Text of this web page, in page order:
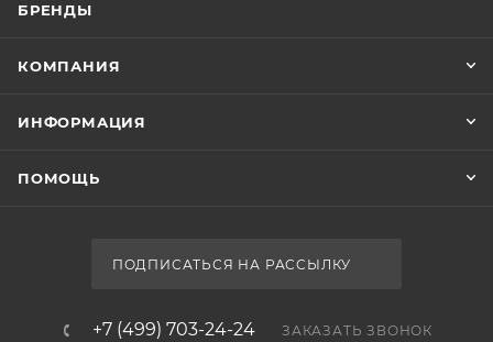
БРЕНДЫ
КОМПАНИЯ
ИНФОРМАЦИЯ
ПОМОЩЬ
ПОДПИСАТЬСЯ НА РАССЫЛКУ
+7 (499) 703-24-24 ЗАКАЗАТЬ ЗВОНОК